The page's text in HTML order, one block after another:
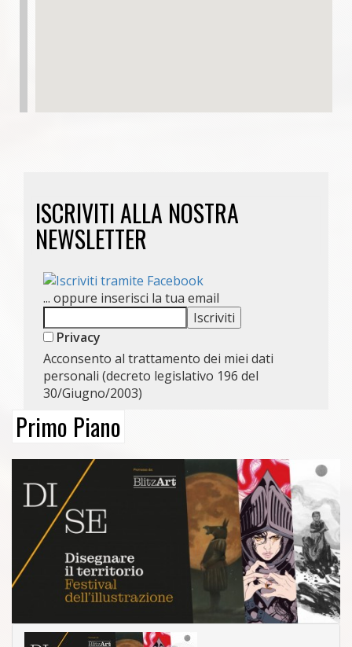
ISCRIVITI ALLA NOSTRA
NEWSLETTER
... oppure inserisci la tua email
Privacy
Acconsento al trattamento dei miei dati
personali (decreto legislativo 196 del
30/Giugno/2003)
Primo Piano